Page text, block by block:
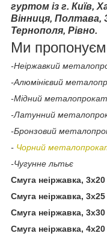
гуртом із г. Київ,
Вінниця, Полтава,
Тернополя, Рівно.
Ми
-Неіржавкий
-Алюмінієвий
-Мідний металопрокат
-Латунний
-Бронзовий
- Чорний
-Чугунне льтьє
Смуга неіржавка,
Смуга неіржавка,
Смуга неіржавка,
Смуга неіржавка,